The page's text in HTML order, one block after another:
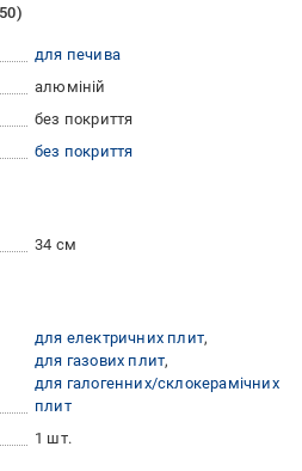
для печива
алюміній
без покриття
без покриття
34 см
для електричних плит
для газових плит
для галогенних/склокерамічних
плит
1 шт.